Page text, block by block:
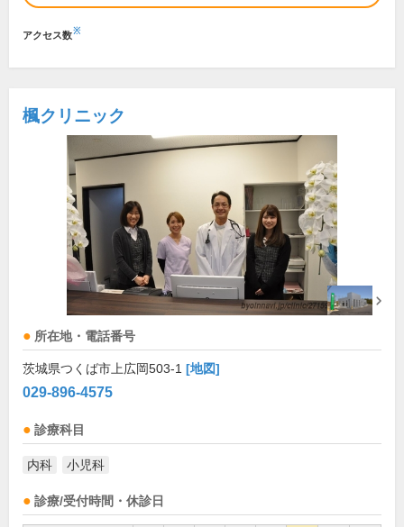
アクセス数※
楓クリニック
所在地・電話番号
茨城県つくば市上広岡503-1 [地図]
029-896-4575
診療科目
内科 小児科
診療/受付時間・休診日